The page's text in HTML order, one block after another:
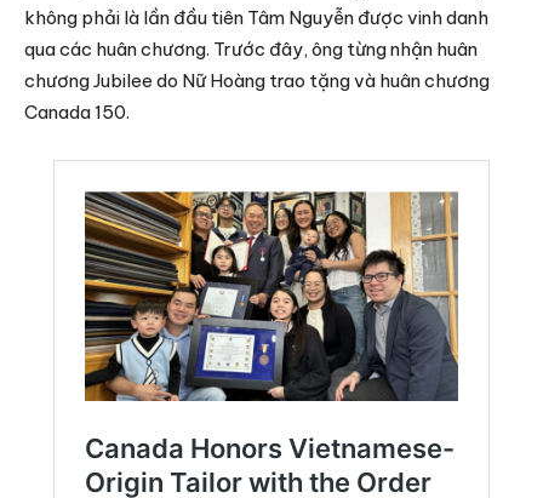
không phải là lần đầu tiên Tâm Nguyễn được vinh danh
qua các huân chương. Trước đây, ông từng nhận huân
chương Jubilee do Nữ Hoàng trao tặng và huân chương
Canada 150.